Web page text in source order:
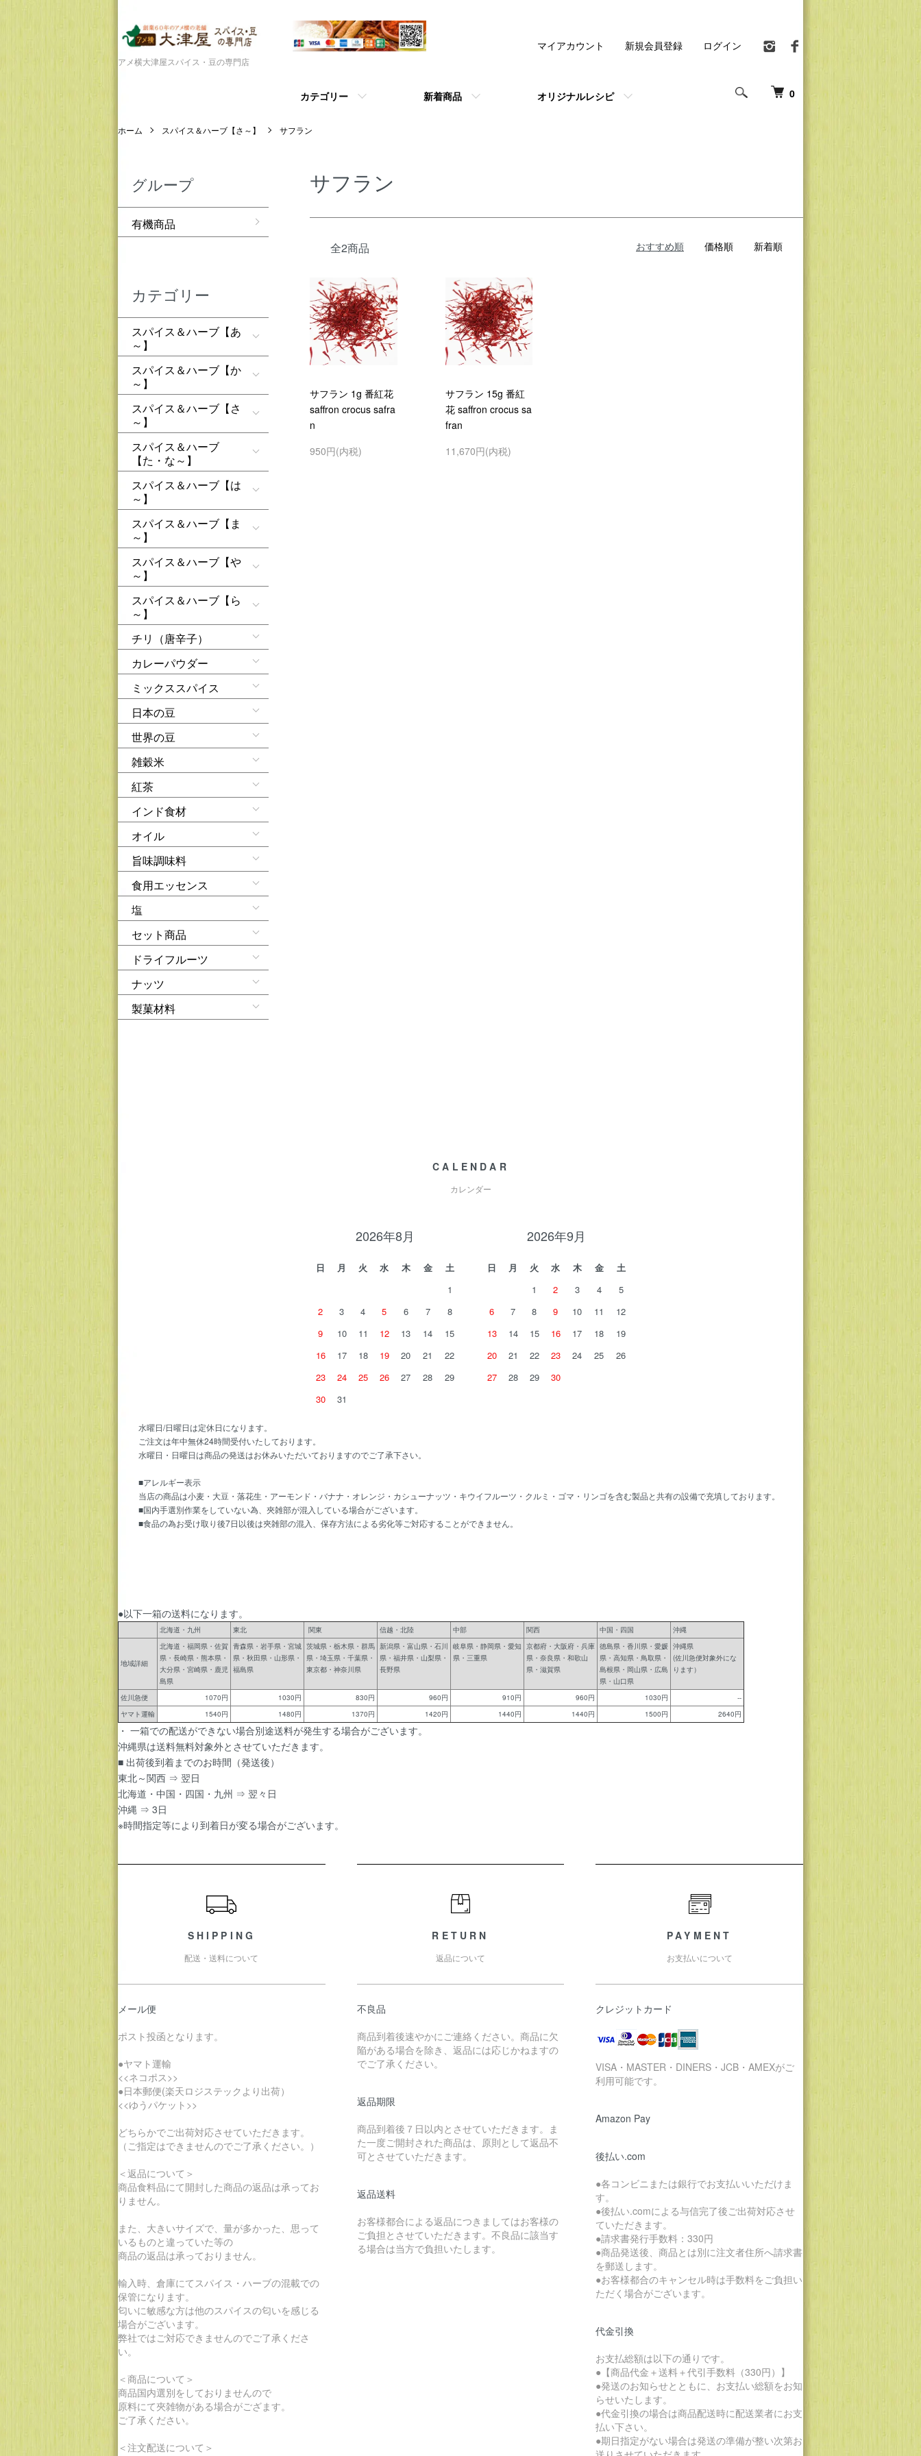
アメ横大津屋スパイス・豆の専門店
0
カテゴリー 新着商品 オリジナルレシピ
マイアカウント 新規会員登録 ログイン
ホーム スパイス＆ハーブ【さ～】 サフラン
サフラン
全2商品 おすすめ順 価格順 新着順
サフラン 1g 番紅花
saffron crocus safra
n
950円(内税)
サフラン 15g 番紅
花 saffron crocus sa
fran
11,670円(内税)
グループ
有機商品
カテゴリー
スパイス＆ハーブ【あ
～】
スパイス＆ハーブ【か
～】
スパイス＆ハーブ【さ
～】
スパイス＆ハーブ
【た・な～】
スパイス＆ハーブ【は
～】
スパイス＆ハーブ【ま
～】
スパイス＆ハーブ【や
～】
スパイス＆ハーブ【ら
～】
チリ（唐辛子）
カレーパウダー
ミックススパイス
日本の豆
世界の豆
雑穀米
紅茶
インド食材
オイル
旨味調味料
食用エッセンス
塩
セット商品
ドライフルーツ
ナッツ
製菓材料
CALENDAR
カレンダー
2026年8月
日 月 火 水 木 金
土
1
2
3 4 5 6 7
8
9
10 11 12 13 14
15
16
17 18 19 20 21
22
23
24 25 26 27 28
29
30
31
2026年9月
日 月 火 水 木 金
土
1
2 3 4
5
6
7 8 9 10 11
12
13
14 15 16 17 18
19
20
21 22 23 24 25
26
27
28 29 30
水曜日/日曜日は定休日になります。
ご注文は年中無休24時間受付いたしております。
水曜日・日曜日は商品の発送はお休みいただいておりますのでご了承下さい。
■アレルギー表示
当店の商品は小麦・大豆・落花生・アーモンド・バナナ・オレンジ・カシューナッツ・キウイフルーツ・クルミ・ゴマ・リンゴを含む製品と共有の設備で充填しております。
■国内手選別作業をしていない為、夾雑部が混入している場合がございます。
■食品の為お受け取り後7日以後は夾雑部の混入、保存方法による劣化等ご対応することができません。
●以下一箱の送料になります。
北海道・九州 東北 関東 信越・北陸 中部 関西 中国・四国 沖縄
地域詳細
北海道・福岡県・佐賀
県・長崎県・熊本県・
大分県・宮崎県・鹿児
島県
青森県・岩手県・宮城
県・秋田県・山形県・
福島県
茨城県・栃木県・群馬
県・埼玉県・千葉県・
東京都・神奈川県
新潟県・富山県・石川
県・福井県・山梨県・
長野県
岐阜県・静岡県・愛知
県・三重県
京都府・大阪府・兵庫
県・奈良県・和歌山
県・滋賀県
徳島県・香川県・愛媛
県・高知県・鳥取県・
島根県・岡山県・広島
県・山口県
沖縄県
(佐川急便対象外にな
ります）
佐川急便 1070円 1030円 830円 960円 910円 960円 1030円
--
ヤマト運輸
1540円 1480円 1370円 1420円 1440円 1440円 1500円 2640円
・ 一箱での配送ができない場合別途送料が発生する場合がございます。
沖縄県は送料無料対象外とさせていただきます。
■ 出荷後到着までのお時間（発送後）
東北～関西 ⇒ 翌日
北海道・中国・四国・九州 ⇒ 翌々日
沖縄 ⇒ 3日
※時間指定等により到着日が変る場合がございます。
SHIPPING
配送・送料について
メール便
ポスト投函となります。
●ヤマト運輸
<<ネコポス>>
●日本郵便(楽天ロジステックより出荷）
<<ゆうパケット>>
どちらかでご出荷対応させていただきます。
（ご指定はできませんのでご了承ください。）
＜返品について＞
商品食料品にて開封した商品の返品は承ってお
りません。
また、大きいサイズで、量が多かった、思って
いるものと違っていた等の
商品の返品は承っておりません。
輸入時、倉庫にてスパイス・ハーブの混載での
保管になります。
匂いに敏感な方は他のスパイスの匂いを感じる
場合がございます。
弊社ではご対応できませんのでご了承くださ
い。
＜商品について＞
商品国内選別をしておりませんので
原料にて夾雑物がある場合がござます。
ご了承ください。
＜注文配送について＞
RETURN
返品について
不良品
商品到着後速やかにご連絡ください。商品に欠
陥がある場合を除き、返品には応じかねますの
でご了承ください。
返品期限
商品到着後７日以内とさせていただきます。ま
た一度ご開封された商品は、原則として返品不
可とさせていただきます。
返品送料
お客様都合による返品につきましてはお客様の
ご負担とさせていただきます。不良品に該当す
る場合は当方で負担いたします。
PAYMENT
お支払いについて
クレジットカード
VISA・MASTER・DINERS・JCB・AMEXがご
利用可能です。
Amazon Pay
後払い.com
●各コンビニまたは銀行でお支払いいただけま
す。
●後払い.comによる与信完了後ご出荷対応させ
ていただきます。
●請求書発行手数料：330円
●商品発送後、商品とは別に注文者住所へ請求書
を郵送します。
●お客様都合のキャンセル時は手数料をご負担い
ただく場合がございます。
代金引換
お支払総額は以下の通りです。
●【商品代金＋送料＋代引手数料（330円）】
●発送のお知らせとともに、お支払い総額をお知
らせいたします。
●代金引換の場合は商品配送時に配送業者にお支
払い下さい。
●期日指定がない場合は発送の準備が整い次第お